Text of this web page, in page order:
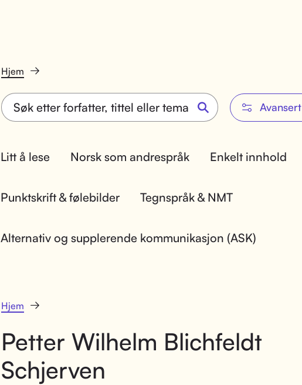
Hjem
Litt å lese Norsk som andrespråk Enkelt innhold
Punktskrift & følebilder Tegnspråk & NMT
Alternativ og supplerende kommunikasjon (ASK)
Hjem
Petter Wilhelm Blichfeldt
Schjerven